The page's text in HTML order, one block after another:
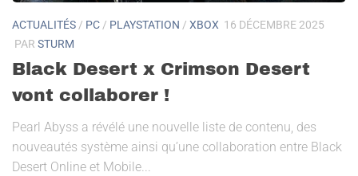
ACTUALITÉS / PC / PLAYSTATION / XBOX 16 DÉCEMBRE 2025
PAR STURM
Black Desert x Crimson Desert
vont collaborer !
Pearl Abyss a révélé une nouvelle liste de contenu, des
nouveautés système ainsi qu’une collaboration entre Black
Desert Online et Mobile...